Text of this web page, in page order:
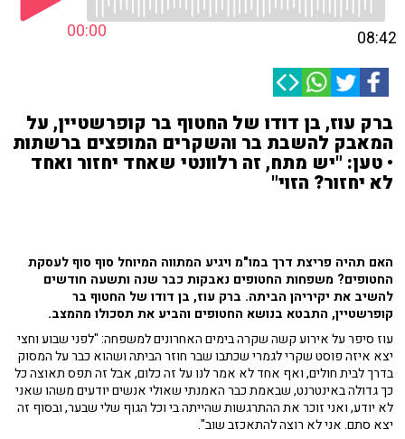
00:00 08:42
ברק עוז, בן דודו של החטוף בר קופרשטיין, על
המאבק להשבת בר והשקרים המופצים ברשתות
• טען: "יש מתח, זה רלוונטי שאחד יחזור ואחד
לא יחזור? הזוי"
האם תהיה פריצת דרך במו"מ ויגיע המתווה המיוחל סוף סוף לעסקת
החטופים? משפחות החטופים נאבקות כבר שנה ותשעה חודשים
להשיב את יקיריהן הביתה. ברק עוז, בן דודו של החטוף בר
קופרשטיין, התבטא בנושא החטופים והביע את תסכולו מהמצב.
עוז סיפר על אירוע קשה שקרה בימים האחרונים למשפחה: "לפני שבוע וחצי
יצא איזה פוסט שקרי לגמרי שכתבו שבר חוזר הביתה ושהוא כבר על המסוק
בדרך לבית חולים, ואף אחד לא אמר לנו על זה כלום, אבל זה תפס תאוצה כל
כך גדולה באינטרנט, שבאמת כבר האמנתי שאולי אנשים יודעים משהו שאני
לא יודע, ואני זוכר את ההתרגשות שהייתה בי וכל הגוף שלי שבער, ובסוף זה
יצא סתם. אני לא רוצה להתאכזב שוב".